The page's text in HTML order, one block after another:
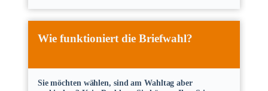
Wie funktioniert die Briefwahl?
Sie möchten wählen, sind am Wahltag aber